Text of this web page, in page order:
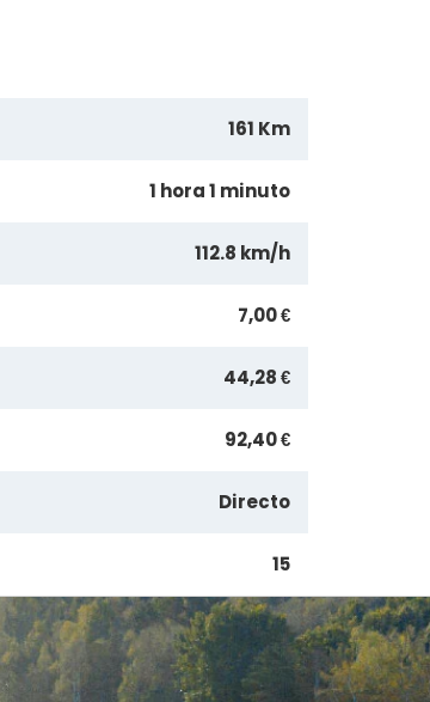
161 Km
1 hora 1 minuto
112.8 km/h
7,00 €
44,28 €
92,40 €
Directo
15